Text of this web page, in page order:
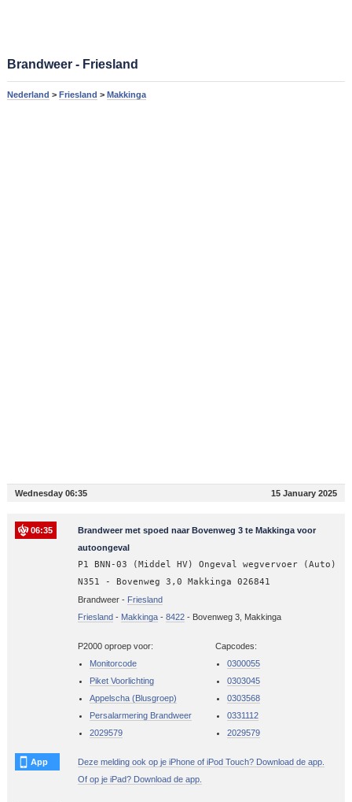
Brandweer - Friesland
Nederland > Friesland > Makkinga
Wednesday 06:35 15 January 2025
06:35
Brandweer met spoed naar Bovenweg 3 te Makkinga voor
autoongeval
P1 BNN-03 (Middel HV) Ongeval wegvervoer (Auto)
N351 - Bovenweg 3,0 Makkinga 026841
Brandweer - Friesland
Friesland- Makkinga- 8422- Bovenweg 3, Makkinga
P2000 oproep voor:
Monitorcode
Piket Voorlichting
Appelscha (Blusgroep)
Persalarmering Brandweer
2029579
Capcodes:
0300055
0303045
0303568
0331112
2029579
App
Deze melding ook op je iPhone of iPod Touch? Download de app.
Of op je iPad? Download de app.